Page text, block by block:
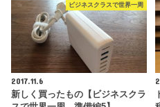
ビジネスクラスで世界一周
2017.11.6
新しく買ったもの【ビジネスクラ